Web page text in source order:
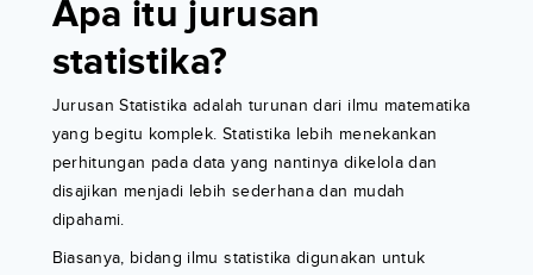
Apa itu jurusan
statistika?
Jurusan Statistika adalah turunan dari ilmu matematika
yang begitu komplek. Statistika lebih menekankan
perhitungan pada data yang nantinya dikelola dan
disajikan menjadi lebih sederhana dan mudah
dipahami.
Biasanya, bidang ilmu statistika digunakan untuk